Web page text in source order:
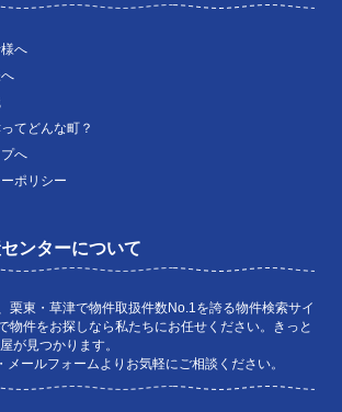
へ
てどんな町？
へ
ポリシー
ンターについて
栗東・草津で物件取扱件数No.1を誇る物件検索サイ
物件をお探しなら私たちにお任せください。きっと
が見つかります。
メールフォームよりお気軽にご相談ください。